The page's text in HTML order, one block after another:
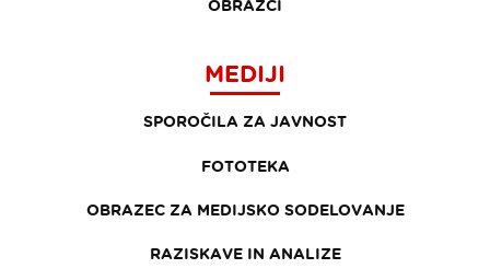
OBRAZCI
MEDIJI
SPOROČILA ZA JAVNOST
FOTOTEKA
OBRAZEC ZA MEDIJSKO SODELOVANJE
RAZISKAVE IN ANALIZE